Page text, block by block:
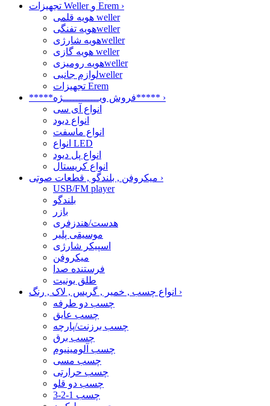
تجهیزات Weller و Erem ›
هویه قلمی weller
هویه تفنگیweller
هویه شارژیweller
هویه گازی weller
هویه رومیزیweller
لوازم جانبیweller
تجهیزات Erem
*****فروش ویــــــــــــژه***** ›
انواع آی سی
انواع دیود
انواع ماسفت
انواع LED
انواع پل دیود
انواع کریستال
›
USB/FM player
بلندگو
بازر
هدست/هندزفری
موسیقی پلیر
اسپیکر شارژی
میکروفن
فرستنده صدا
طلق یونیت
›
چسب دو طرفه
چسب عایق
چسب برزنت/پارچه
چسب برق
چسب آلومینیوم
چسب مسی
چسب حرارتی
چسب دو قلو
چسب 1-2-3